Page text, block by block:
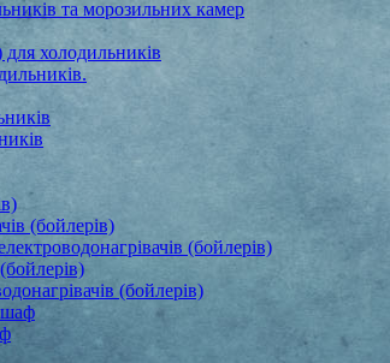
та морозильних камер
холодильників
(бойлерів)
(бойлерів)
(бойлерів)
шаф